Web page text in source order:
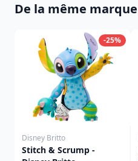
De la même marque
-25%
Disney Britto
Stitch & Scrump -